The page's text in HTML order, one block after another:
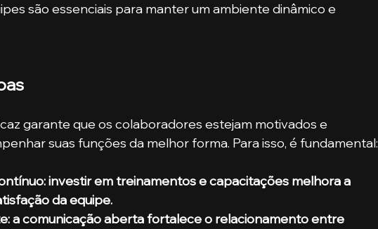
são essenciais para manter um ambiente dinâmico e
garante que os colaboradores estejam motivados e
suas funções da melhor forma. Para isso, é fundamental:
investir em treinamentos e capacitações melhora a
da equipe.
a comunicação aberta fortalece o relacionamento entre